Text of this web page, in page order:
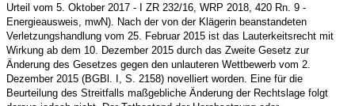
Urteil vom 5. Oktober 2017 - I ZR 232/16, WRP 2018, 420 Rn. 9 -
Energieausweis, mwN). Nach der von der Klägerin beanstandeten
Verletzungshandlung vom 25. Februar 2015 ist das Lauterkeitsrecht mit
Wirkung ab dem 10. Dezember 2015 durch das Zweite Gesetz zur
Änderung des Gesetzes gegen den unlauteren Wettbewerb vom 2.
Dezember 2015 (BGBl. I, S. 2158) novelliert worden. Eine für die
Beurteilung des Streitfalls maßgebliche Änderung der Rechtslage folgt